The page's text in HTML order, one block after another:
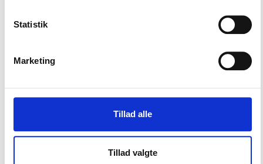
Statistik
Marketing
Tillad alle
Tillad valgte
info@playthegame.org
SEE ALSO
Find employee
Privacy policy
Certificate of accessibility (Danish)